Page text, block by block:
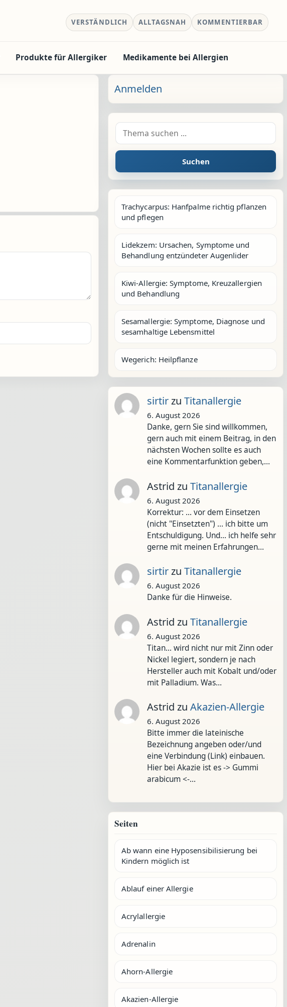
VERSTÄNDLICH ALLTAGSNAH KOMMENTIERBAR
Produkte für Allergiker Medikamente bei Allergien
Anmelden
Suche nach:
Suchen
Trachycarpus: Hanfpalme richtig pflanzen
und pflegen
Lidekzem: Ursachen, Symptome und
Behandlung entzündeter Augenlider
Kiwi-Allergie: Symptome, Kreuzallergien
und Behandlung
Sesamallergie: Symptome, Diagnose und
sesamhaltige Lebensmittel
Wegerich: Heilpflanze
sirtirzu Titanallergie
6. August 2026
Danke, gern Sie sind willkommen,
gern auch mit einem Beitrag, in den
nächsten Wochen sollte es auch
eine Kommentarfunktion geben,…
Astrid zu Titanallergie
6. August 2026
Korrektur: ... vor dem Einsetzen
(nicht "Einsetzten") ... ich bitte um
Entschuldigung. Und... ich helfe sehr
gerne mit meinen Erfahrungen…
sirtirzu Titanallergie
6. August 2026
Danke für die Hinweise.
Astrid zu Titanallergie
6. August 2026
Titan... wird nicht nur mit Zinn oder
Nickel legiert, sondern je nach
Hersteller auch mit Kobalt und/oder
mit Palladium. Was…
Astrid zu Akazien-Allergie
6. August 2026
Bitte immer die lateinische
Bezeichnung angeben oder/und
eine Verbindung (Link) einbauen.
Hier bei Akazie ist es -> Gummi
arabicum <-…
Seiten
Ab wann eine Hyposensibilisierung bei
Kindern möglich ist
Ablauf einer Allergie
Acrylallergie
Adrenalin
Ahorn-Allergie
Akazien-Allergie